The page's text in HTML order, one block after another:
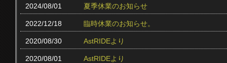
2024/08/01 夏季休業のお知らせ
2022/12/18 臨時休業のお知らせ。
2020/08/30 AstRIDEより
2020/08/01 AstRIDEより